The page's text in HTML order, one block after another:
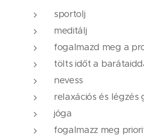
sportolj
meditálj
fogalmazd meg a
tölts időt a
nevess
relaxációs és légzés
jóga
fogalmazz meg